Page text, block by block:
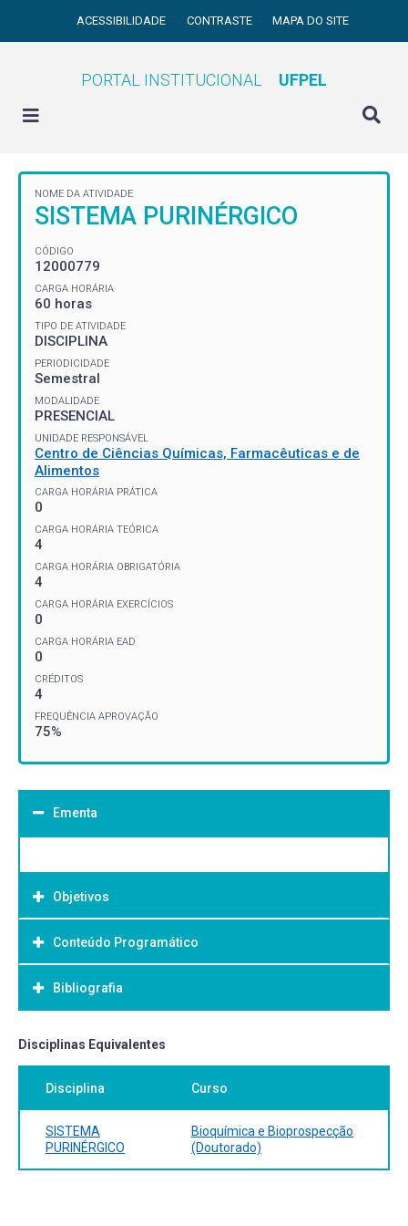
ACESSIBILIDADE CONTRASTE MAPA DO SITE
PORTAL INSTITUCIONAL UFPEL
NOME DA ATIVIDADE
SISTEMA PURINÉRGICO
CÓDIGO
12000779
CARGA HORÁRIA
60 horas
TIPO DE ATIVIDADE
DISCIPLINA
PERIODICIDADE
Semestral
MODALIDADE
PRESENCIAL
UNIDADE RESPONSÁVEL
Centro de Ciências Químicas, Farmacêuticas e de
Alimentos
CARGA HORÁRIA PRÁTICA
0
CARGA HORÁRIA TEÓRICA
4
CARGA HORÁRIA OBRIGATÓRIA
4
CARGA HORÁRIA EXERCÍCIOS
0
CARGA HORÁRIA EAD
0
CRÉDITOS
4
FREQUÊNCIA APROVAÇÃO
75%
Ementa
Objetivos
Objetivo Geral:
Conteúdo Programático
Bibliografia
Bibliografia Básica:
Disciplinas Equivalentes
Disciplina Curso
SISTEMA
PURINÉRGICO
Bioquímica e Bioprospecção
(Doutorado)